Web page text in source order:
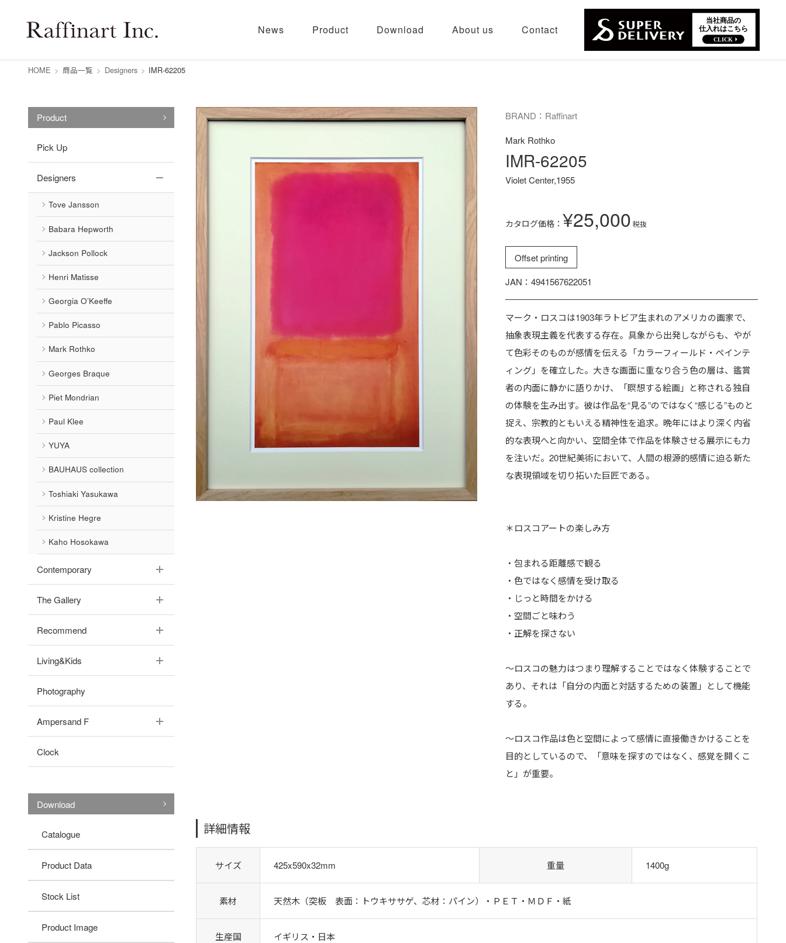
News Product Download About us Contact
HOME > 商品一覧 > Designers > IMR-62205
Product
Pick Up
Designers
Tove Jansson
Babara Hepworth
Jackson Pollock
Henri Matisse
Georgia O’Keeffe
Pablo Picasso
Mark Rothko
Georges Braque
Piet Mondrian
Paul Klee
YUYA
BAUHAUS collection
Toshiaki Yasukawa
Kristine Hegre
Kaho Hosokawa
Contemporary
The Gallery
Recommend
Living&Kids
Photography
Ampersand F
Clock
Download
Catalogue
Product Data
Stock List
Product Image
BRAND：Raffinart
Mark Rothko
IMR-62205
Violet Center,1955
カタログ価格： ¥25,000 税抜
Offset printing
JAN：4941567622051
マーク・ロスコは1903年ラトビア生まれのアメリカの画家で、
抽象表現主義を代表する存在。具象から出発しながらも、やが
て色彩そのものが感情を伝える「カラーフィールド・ペインテ
ィング」を確立した。大きな画面に重なり合う色の層は、鑑賞
者の内面に静かに語りかけ、「瞑想する絵画」と称される独自
の体験を生み出す。彼は作品を“見る”のではなく“感じる”ものと
捉え、宗教的ともいえる精神性を追求。晩年にはより深く内省
的な表現へと向かい、空間全体で作品を体験させる展示にも力
を注いだ。20世紀美術において、人間の根源的感情に迫る新た
な表現領域を切り拓いた巨匠である。
＊ロスコアートの楽しみ方
・包まれる距離感で観る
・色ではなく感情を受け取る
・じっと時間をかける
・空間ごと味わう
・正解を探さない
～ロスコの魅力はつまり理解することではなく体験することで
あり、それは「自分の内面と対話するための装置」として機能
する。
～ロスコ作品は色と空間によって感情に直接働きかけることを
目的としているので、「意味を探すのではなく、感覚を開くこ
と」が重要。
詳細情報
サイズ 425x590x32mm 重量 1400g
素材 天然木（突板 表面：トウキササゲ、芯材：パイン）・ＰＥＴ・ＭＤＦ・紙
生産国 イギリス・日本